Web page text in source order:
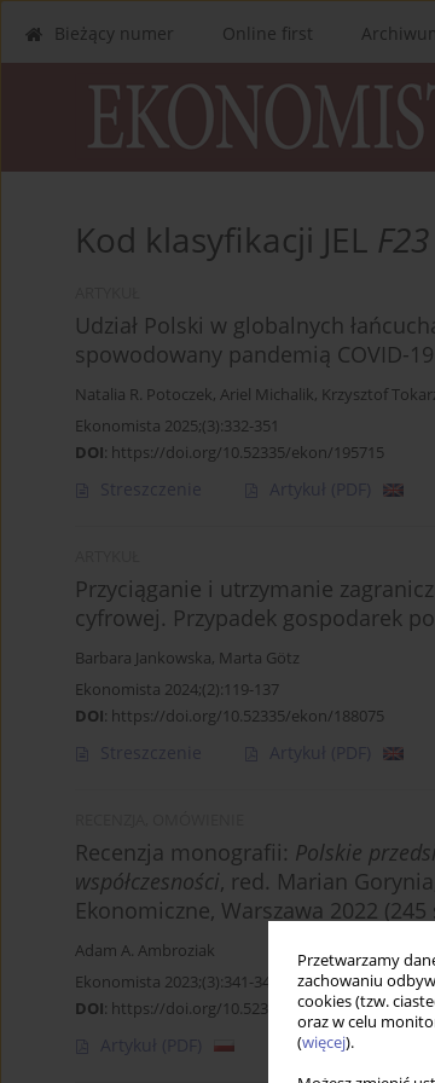
Przetwarzamy
zachowaniu
cookies (tzw.
oraz w celu
(więcej).
Bieżący numer Online first
Kod klasyfikacji JEL F23
Udział Polski w globalnych
spowodowany pandemią COVID-19
Natalia R. Potoczek, Ariel Michalik, Krzysztof
Ekonomista 2025;(3):332-351
DOI: https://doi.org/10.52335/ekon/195715
Streszczenie Artykuł (PDF)
Przyciąganie i utrzymanie
cyfrowej. Przypadek gospodarek
Barbara Jankowska, Marta Götz
Ekonomista 2024;(2):119-137
DOI: https://doi.org/10.52335/ekon/188075
Streszczenie Artykuł (PDF)
Recenzja monografii: Polskie
współczesności, red. Marian
Ekonomiczne, Warszawa 2022 (245
Adam A. Ambroziak
Ekonomista 2023;(3):341-343
DOI: https://doi.org/10.52335/ekon/170242
Artykuł (PDF)